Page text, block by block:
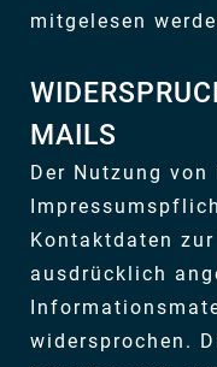
mitgelesen
MAILS
Der Nutzung von
Kontaktdaten
ausdrücklich
widersprochen.